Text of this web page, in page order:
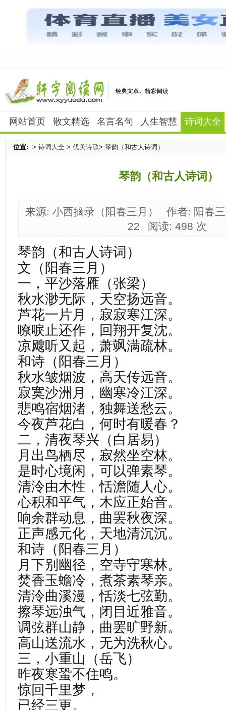
网站首页 散文精选 名言名句 人生智慧 诗词大全
位置: > 诗词大全 > 优美诗歌> 琴韵（和古人诗词）
琴韵（和古人诗词）
来源: 小西摘录（阳春三月）
作者: 阳春
22
阅读: 498 次
琴韵（和古人诗词）
文（阳春三月）
一，平沙落雁（张梁）
秋水渺无际，天空扬远音。
芦花一片月，寂寂寒江深。
嘹唳止还作，回翔开复沈。
凉飕听又起，萧飒满疏林。
和诗（阳春三月）
秋水皱烟波，高天传远音。
寂寞沙洲月，幽寒冷江深。
悲鸣宿烟渚，独舞送愁云。
今夜芦花白，何时有暖春？
二，清夜琴兴（白居易）
月出鸟栖尽，寂然坐空林。
是时心境闲，可以弹素琴。
清泠由木性，恬澹随人心。
心积和平气，木应正始音。
响余群动息，曲罢秋夜深。
正声感元化，天地清沉沉。
和诗（阳春三月）
月下别幽径，空寺守寒林。
焚香玉蟾冷，煮茶素琴亲。
清泠曲溪漫，恬淡七弦勤。
擦琴远浊气，闭目近雅音。
调弦群山静，曲罢旷野新。
高山送流水，无为洗秋心。
三，小重山（岳飞）
昨夜寒蛩不住鸣。
惊回千里梦，
已经三更。